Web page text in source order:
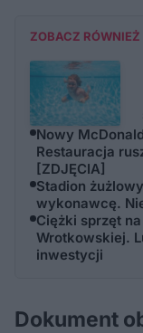
ZOBACZ RÓWNIEŻ
Nowy
Restauracja
[ZDJĘCIA]
Stadion
wykonawcę.
Ciężki sprzęt
Wrotkowskiej.
inwestycji
Dokument